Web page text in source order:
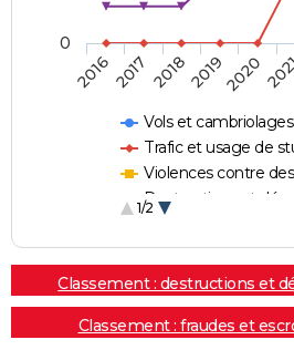
Vols et cambriolages
Trafic et usage de
Violences contre
Destructions et
1/2
20162017 201820192020
0
Classement : destructions et
Classement : fraudes et